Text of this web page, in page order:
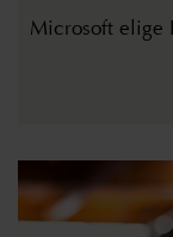
Microsoft elige